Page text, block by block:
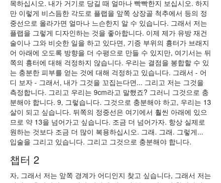
목하십시오. 내가 거기로 당길 때 얼마나 빡빡한지 보십시오. 하지
만 이렇게 비스듬한 각도로 플랩을 앞쪽 상장골 척추에서 등의 정
중선으로 올라가면 얼마나 느슨한지 알 수 있습니다. 그래서 저는
플랩을 그렇게 디자인하는 것을 좋아합니다. 이제 제가 유방 재건
술이나 그와 비슷한 일을 하고 있다면, 기증 부위의 흉터가 브래지
어 아래에 오도록 방향을 더 수평으로 만들 수 있지만, 여기서는 뒤
쪽의 흉터에 대해 걱정하지 않습니다. 우리는 결점을 봉합할 수 있
는 충분한 피부를 얻는 것에 대해 걱정하고 있습니다. 그래서 - 어
디 보자 - 그래서, 내가 그것을 꼬집는다면... 그리고 저는 그것을
측정합니다. 그리고 우리는 9cm라고 말했죠? 그러니 그것으로 충
분해야 합니다. 9, 그렇습니다. 그것으로 충분해야 하고, 우리는 13
살이 되고 싶습니다. 뒤쪽의 정중선은 여기에서 훨씬 아래에 있으
므로 약 13을 넘어가고 싶습니다. 조금 더 넘어가자. 항상 실제로
원하는 것보다 조금 더 많이 복용하십시오. 그래. 그래. 그렇게...
입술을 그리고 있습니다. 그리고 그것으로 충분해야 합니다.
챕터 2
자, 그래서 저는 앞쪽 경계가 어디인지 찾고 싶습니다, 그래서 저는